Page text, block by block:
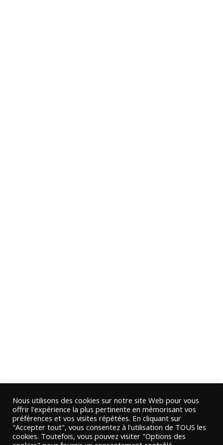
Nous utilisons des cookies sur notre site Web pour vous
offrir l'expérience la plus pertinente en mémorisant vos
préférences et vos visites répétées. En cliquant sur
"Accepter tout", vous consentez à l'utilisation de TOUS les
cookies. Toutefois, vous pouvez visiter "Options des